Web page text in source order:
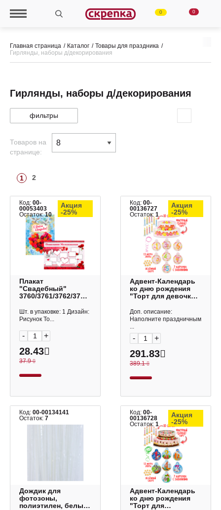
0 0
Главная страница Каталог
Товары для праздника
Гирлянды, наборы д/декорирования
Гирлянды, наборы д/декорирования
фильтры
Товаров на
странице:
1 2
Код: 00-
00053403
Остаток:10
Акция
-25%
Плакат
"Свадебный"
3760/3761/3762/3763
Шт. в упаковке: 1 Дизайн:
Рисунок То...
- +
28.43
37.9
Код:00-
00136727
Остаток:1
Акция
-25%
Адвент-Календарь
ко дню рождения
"Торт для девочки"
Дон Баллон
Доп. описание:
Наполните праздничным
...
- +
291.83
389.1
Код: 00-00134141
Остаток: 7
Дождик для
фотозоны,
полиэтилен, белый,
Код:00-
00136728
Остаток:1
Акция
-25%
Адвент-Календарь
ко дню рождения
"Торт для